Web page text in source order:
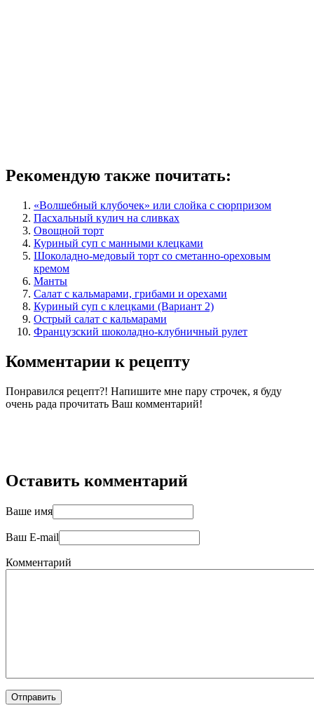
Рекомендую также почитать:
«Волшебный клубочек» или слойка с сюрпризом
Пасхальный кулич на сливках
Овощной торт
Куриный суп с манными клецками
Шоколадно-медовый торт со сметанно-ореховым
кремом
Манты
Салат с кальмарами, грибами и орехами
Куриный суп с клецками (Вариант 2)
Острый салат с кальмарами
Французский шоколадно-клубничный рулет
Комментарии к рецепту
Понравился рецепт?! Напишите мне пару строчек, я буду
очень рада прочитать Ваш комментарий!
Оставить комментарий
Ваше имя
Ваш E-mail
Комментарий